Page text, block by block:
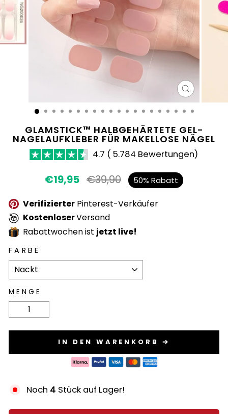
ESC)
GLAMSTICK™ HALBGEHÄRTETE GEL-
NAGELAUFKLEBER FÜR MAKELLOSE NÄGEL
4.7 ( 5.784 Bewertungen)
Normaler
€19,95 €39,90 50% Rabatt
Verifizierter Pinterest-Verkäufer
KostenloserVersand
Rabattwochen ist jetzt live!
FARBE
MENGE
− +
IN DEN WARENKORB ➔
Noch 4 Stück auf Lager!